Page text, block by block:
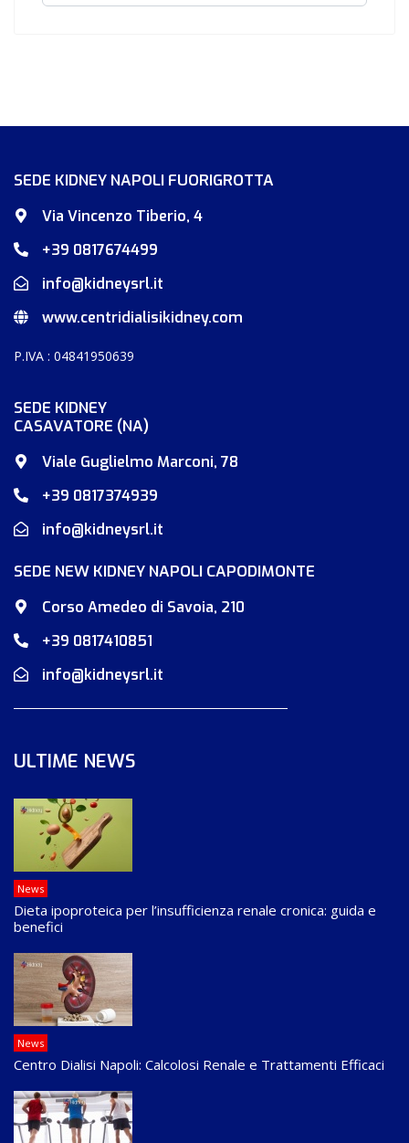
SEDE KIDNEY NAPOLI FUORIGROTTA
Via Vincenzo Tiberio, 4
+39 0817674499
info@kidneysrl.it
www.centridialisikidney.com
P.IVA : 04841950639
SEDE KIDNEY
CASAVATORE (NA)
Viale Guglielmo Marconi, 78
+39 0817374939
info@kidneysrl.it
SEDE NEW KIDNEY NAPOLI CAPODIMONTE
Corso Amedeo di Savoia, 210
+39 0817410851
info@kidneysrl.it
ULTIME NEWS
News
Dieta ipoproteica per l’insufficienza renale cronica: guida e
benefici
News
Centro Dialisi Napoli: Calcolosi Renale e Trattamenti Efficaci